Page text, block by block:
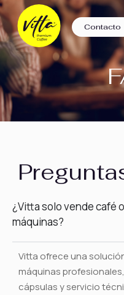
Contacto
¿Vitta solo vende café
máquinas?
Vitta ofrece una
máquinas
cápsulas y servicio